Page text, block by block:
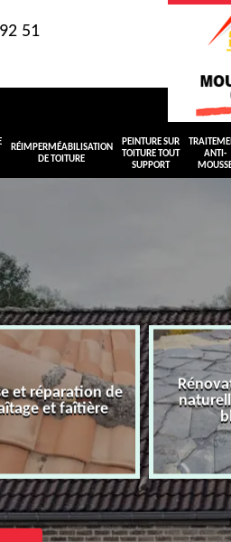
51
RÉIMPERMÉABILISATION
DE TOITURE
PEINTURE SUR
TOITURE TOUT
SUPPORT
ANTI-
et réparation de
et faîtière